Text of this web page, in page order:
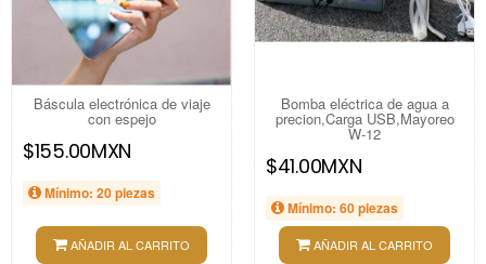
Báscula electrónica de viaje
con espejo
$155.00MXN
Mínimo: 20 piezas
AÑADIR AL CARRITO
Bomba eléctrica de agua a
precion,Carga USB,Mayoreo
W-12
$41.00MXN
Mínimo: 60 piezas
AÑADIR AL CARRITO